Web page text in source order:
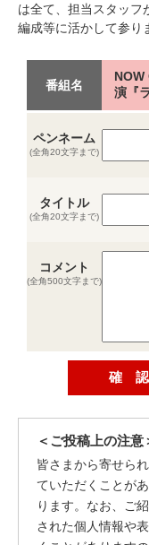
は全て、担当スタッフ
編成等に活かして参り
番組名
NOW
演『
ペンネーム
(全角20文字まで)
タイトル
(全角20文字まで)
コメント
(全角500文字まで)
＜ご投稿上の注意
皆さまから寄せら
ていただくことが
ります。なお、ご
された個人情報や